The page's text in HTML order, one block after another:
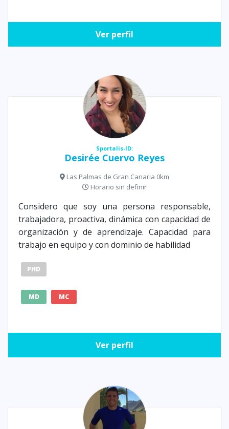
Ver perfil
Sportalis-ID:
Desirée Cuervo Reyes
Las Palmas de Gran Canaria 0km
Horario sin definir
Considero que soy una persona responsable,
trabajadora, proactiva, dinámica con capacidad de
organización y de aprendizaje. Capacidad para
trabajo en equipo y con dominio de habilidad
PHD
MD MC
Ver perfil